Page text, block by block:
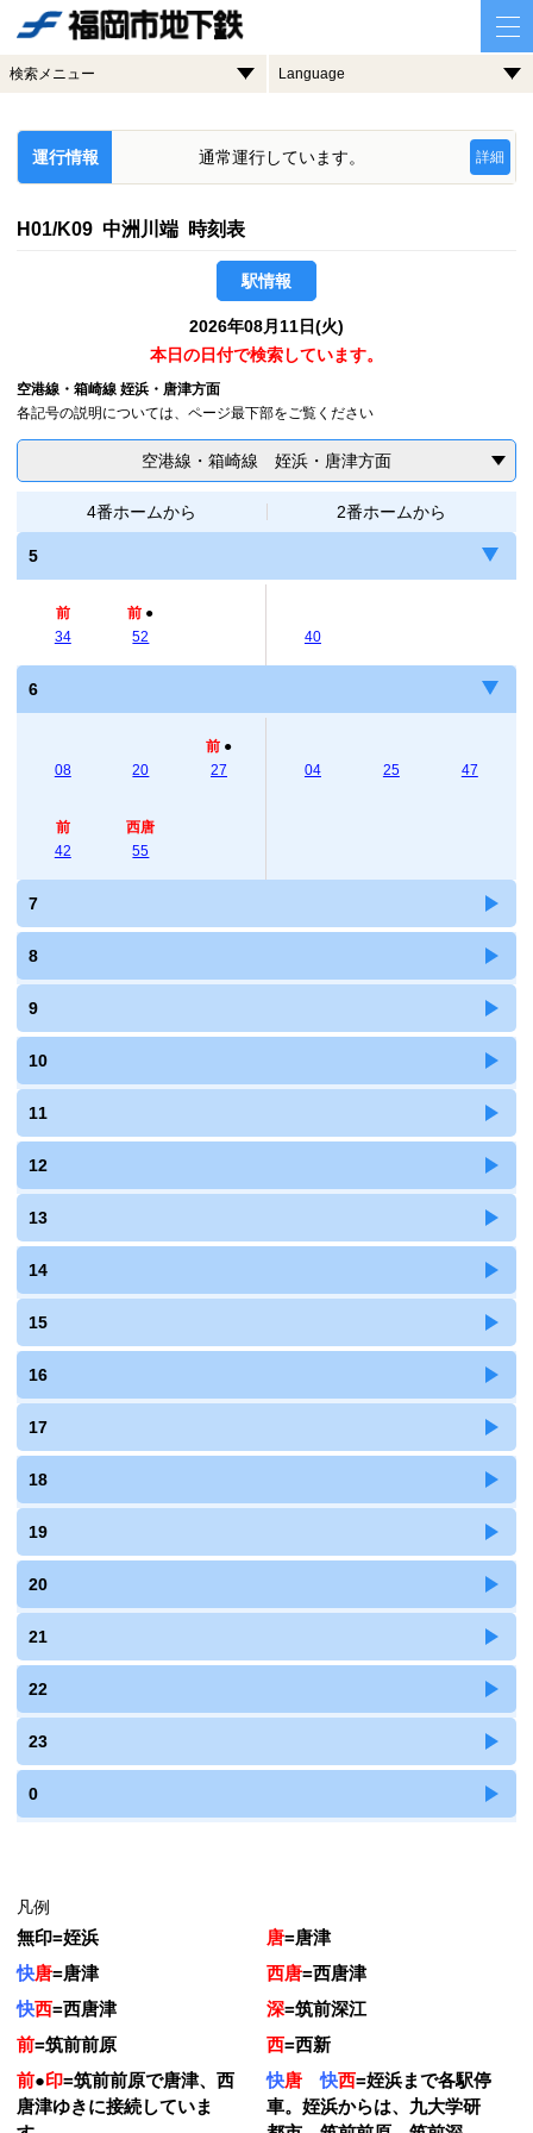
検索メニュー Language
運行情報 通常運行しています。 詳細
H01/K09 中洲川端 時刻表
駅情報
2026年08月11日(火)
本日の日付で検索しています。
空港線・箱崎線 姪浜・唐津方面
各記号の説明については、ページ最下部をご覧ください
空港線・箱崎線 姪浜・唐津方面
4番ホームから 2番ホームから
5
前
34
前 ●
52
40
6
08 20
前 ●
27
前
42
西唐
55
04 25 47
7
8
9
10
11
12
13
14
15
16
17
18
19
20
21
22
23
0
凡例
無印=姪浜 唐=唐津
快唐=唐津 西唐=西唐津
快西=西唐津 深=筑前深江
前=筑前前原 西=西新
前●印=筑前前原で唐津、西
唐津ゆきに接続していま
快唐 快西=姪浜まで各駅停
車。姪浜からは、九大学研